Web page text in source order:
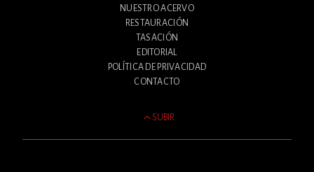
NUESTRO ACERVO
RESTAURACIÓN
TASACIÓN
EDITORIAL
POLÍTICA DE PRIVACIDAD
CONTACTO
SUBIR